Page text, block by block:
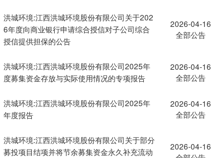
洪城环境:江西洪城环境股份有限公司关于202
6年度向商业银行申请综合授信对子公司综合
授信提供担保的公告
2026-04-16
全部公告
洪城环境:江西洪城环境股份有限公司2025年
度募集资金存放与实际使用情况的专项报告
2026-04-16
全部公告
洪城环境:江西洪城环境股份有限公司2025年
年度报告
2026-04-16
全部公告
洪城环境:江西洪城环境股份有限公司关于部分
募投项目结项并将节余募集资金永久补充流动
2026-04-16